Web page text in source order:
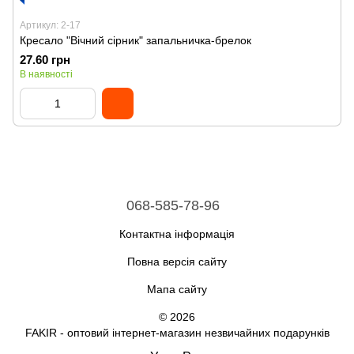
Артикул: 2-17
Кресало "Вічний сірник" запальничка-брелок
27.60 грн
В наявності
068-585-78-96
Контактна інформація
Повна версія сайту
Мапа сайту
© 2026
FAKIR - оптовий інтернет-магазин незвичайних подарунків